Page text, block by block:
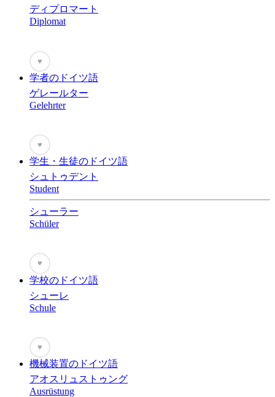
ディプロマート
Diplomat
♥
学者のドイツ語
ゲレールター
Gelehrter
♥
学生・生徒のドイツ語
シュトゥデント
Student
シューラー
Schüler
♥
学校のドイツ語
シューレ
Schule
♥
機械装置のドイツ語
アオスリュストゥング
Ausrüstung